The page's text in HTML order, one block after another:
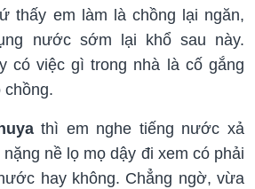
thấy em làm là chồng lại ngăn,
nước sớm lại khổ sau này.
có việc gì trong nhà là cố gắng
chồng.
thì em nghe tiếng nước xả
nề lọ mọ dậy đi xem có phải
hay không. Chẳng ngờ, vừa